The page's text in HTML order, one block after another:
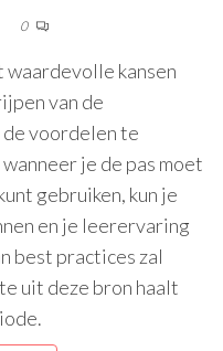
0
kansen
van de
voordelen te
je de pas moet
gebruiken, kun je
en je leerervaring
best practices zal
uit deze bron haalt